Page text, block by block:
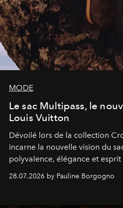
MODE
Le sac Multipass, le
Louis Vuitton
Dévoilé lors de la collection
incarne la nouvelle vision du
polyvalence, élégance et
28.07.2026 by Pauline Borgogno